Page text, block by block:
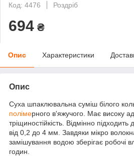
Код: 4476
Роздріб
694 ₴
Опис Характеристики
Опис
Суха шпаклювальна суміш білого
полімерного в'яжучого. Має високу
тріщиностійкість. Відмінно
від 0,2 до 4 мм. Завдяки мікро
замішування водою зберігає робочі
годин.